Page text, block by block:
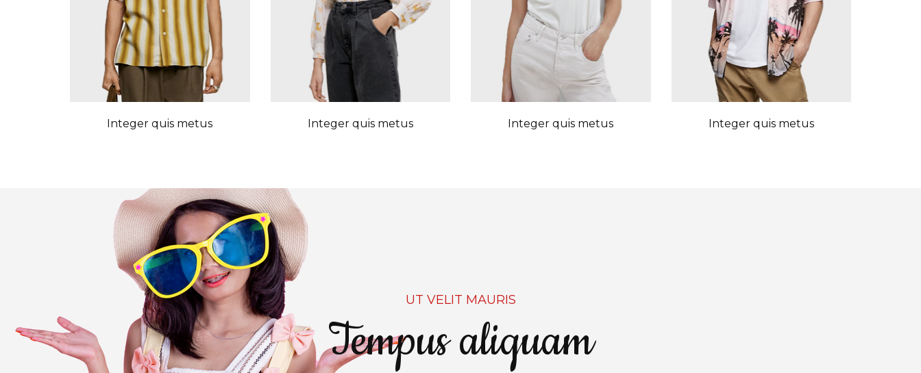
Integer quis metus Integer quis metus Integer quis metus Integer quis metus
UT VELIT MAURIS
Tempus aliquam